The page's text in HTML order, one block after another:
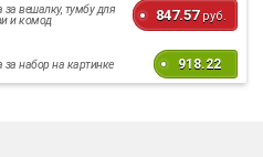
за вешалку, тумбу для
и комод 847.57 руб.
за набор на картинке 918.22